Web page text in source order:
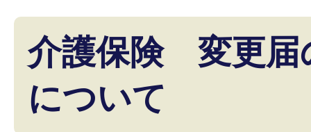
介護保険 変更届
について